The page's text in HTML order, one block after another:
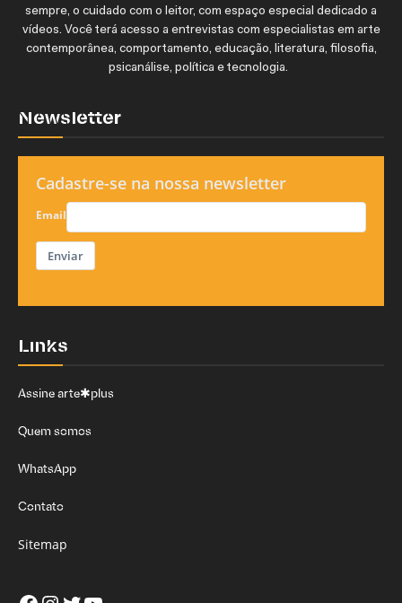
sempre, o cuidado com o leitor, com espaço especial dedicado a
vídeos. Você terá acesso a entrevistas com especialistas em arte
contemporânea, comportamento, educação, literatura, filosofia,
psicanálise, política e tecnologia.
Newsletter
Cadastre-se na nossa newsletter
Email
Enviar
Links
Assine arte✱plus
Quem somos
WhatsApp
Contato
Sitemap